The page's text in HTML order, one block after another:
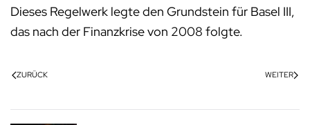
Dieses Regelwerk legte den Grundstein für Basel III,
das nach der Finanzkrise von 2008 folgte.
ZURÜCK WEITER